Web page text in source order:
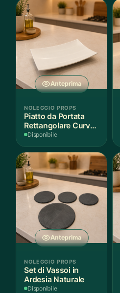
Anteprima
NOLEGGIO PROPS
Piatto da Portata
Rettangolare Curvo
Bianco
Disponibile
Anteprima
NOLEGGIO PROPS
Set di Vassoi in
Ardesia Naturale
Disponibile